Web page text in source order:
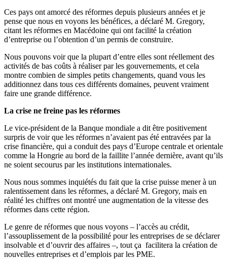
Ces pays ont amorcé des réformes depuis plusieurs années et je
pense que nous en voyons les bénéfices, a déclaré M. Gregory,
citant les réformes en Macédoine qui ont facilité la création
d’entreprise ou l’obtention d’un permis de construire.
Nous pouvons voir que la plupart d’entre elles sont réellement des
activités de bas coûts à réaliser par les gouvernements, et cela
montre combien de simples petits changements, quand vous les
additionnez dans tous ces différents domaines, peuvent vraiment
faire une grande différence.
La crise ne freine pas les réformes
Le vice-président de la Banque mondiale a dit être positivement
surpris de voir que les réformes n’avaient pas été entravées par la
crise financière, qui a conduit des pays d’Europe centrale et orientale
comme la Hongrie au bord de la faillite l’année dernière, avant qu’ils
ne soient secourus par les institutions internationales.
Nous nous sommes inquiétés du fait que la crise puisse mener à un
ralentissement dans les réformes, a déclaré M. Gregory, mais en
réalité les chiffres ont montré une augmentation de la vitesse des
réformes dans cette région.
Le genre de réformes que nous voyons – l’accès au crédit,
l’assouplissement de la possibilité pour les entreprises de se déclarer
insolvable et d’ouvrir des affaires –, tout ça facilitera la création de
nouvelles entreprises et d’emplois par les PME.